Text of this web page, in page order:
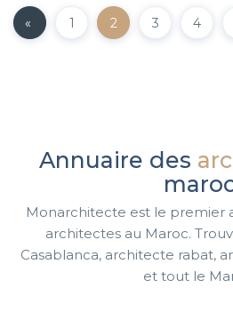
« 1 2 3 4
Annuaire des
Monarchitecte est le premier
architectes au Maroc.
Casablanca, architecte rabat,
et tout le